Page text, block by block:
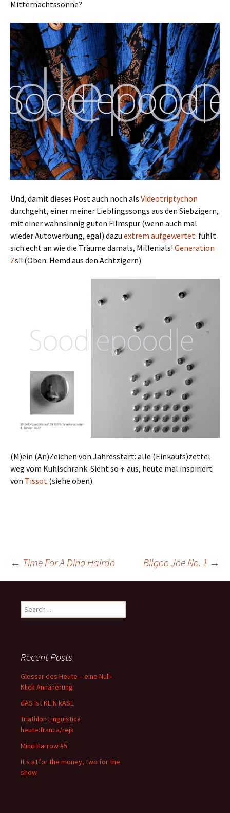
Mitternachtssonne?
Und, damit dieses Post auch noch als Videotriptychon
durchgeht, einer meiner Lieblingssongs aus den Siebzigern,
mit einer wahnsinnig guten Filmspur (wenn auch mal
wieder Autowerbung, egal) dazu extrem aufgewertet: fühlt
sich echt an wie die Träume damals, Millenials! Generation
Zs!! (Oben: Hemd aus den Achtzigern)
(M)ein (An)Zeichen von Jahresstart: alle (Einkaufs)zettel
weg vom Kühlschrank. Sieht so ↑ aus, heute mal inspiriert
von Tissot (siehe oben).
Post
navigation
← Time For A Dino Hairdo Bilgoo Joe No. 1 →
Search
for:
Recent Posts
Glossar des Heute – eine Null-
Klick Annäherung
dAS Ist KEIN kÄSE
Triathlon Linguistica
heute:franca/rejk
Mind Harrow #5
It s a1for the money, two for the
show